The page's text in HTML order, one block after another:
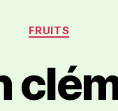
FRUITS